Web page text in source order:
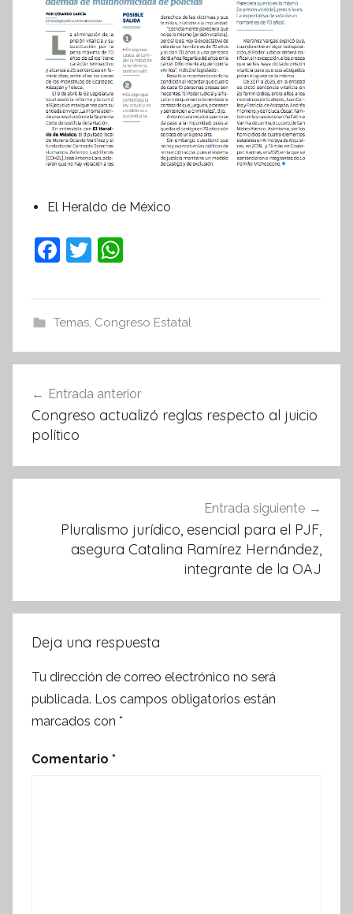
El Heraldo de México
F
e
b
o
k
T
er s
A
p
Temas, Congreso Estatal
de
entradas
Entrada anterior
Congreso actualizó reglas respecto al juicio
político
Entrada siguiente
Pluralismo jurídico, esencial para el PJF,
asegura Catalina Ramírez Hernández,
integrante de la OAJ
Deja una respuesta
Tu dirección de correo electrónico no será
publicada. Los campos obligatorios están
marcados con *
Comentario *